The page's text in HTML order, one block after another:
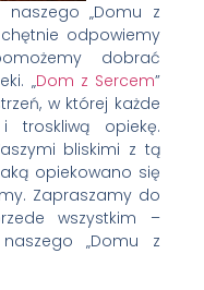
„Domu z
odpowiemy
dobrać
„Dom z Sercem”
w której każde
troskliwą opiekę.
bliskimi z tą
opiekowano się
Zapraszamy do
wszystkim –
„Domu z